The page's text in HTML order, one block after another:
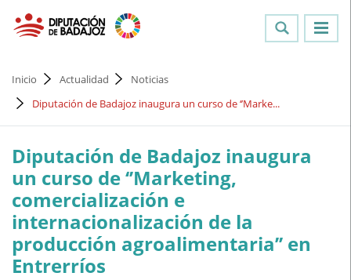
Inicio Actualidad
Noticias
Diputación de Badajoz inaugura un curso de ‘’Marke...
Diputación de Badajoz inaugura
un curso de ‘’Marketing,
comercialización e
internacionalización de la
producción agroalimentaria’’ en
Entrerríos